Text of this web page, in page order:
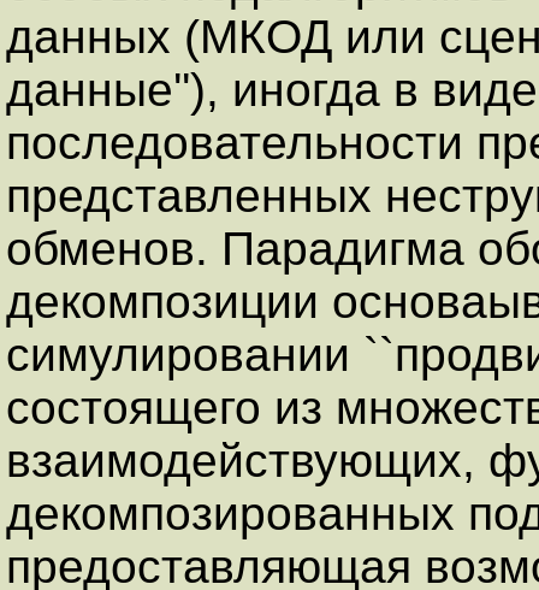
данных (МКОД или
данные''), иногда в
последовательности
представленных
обменов. Парадигма
декомпозиции
симулировании
состоящего из
взаимодействующих,
декомпозированных
предоставляющая